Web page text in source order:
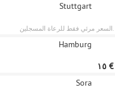
Stuttgart
السعر مرئي فقط للرعاة المسجلين.
Hamburg
‏١٥ €
Sora